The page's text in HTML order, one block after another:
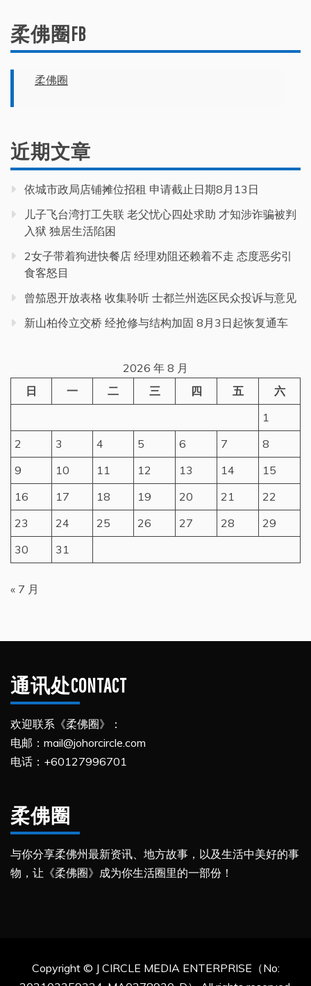
柔佛圈FB
柔佛圈
近期文章
依城市政局店铺摊位招租 申请截止日期8月13日
儿子飞台湾打工失联 老父忧心四处求助 才知涉诈骗被判
入狱 独居生活陷困
2女子带着狗进快餐店 经理劝阻还赖着不走 态度恶劣引
食客怒目
曾笳恩开放表格 收集聆听 士都兰州选区民众投诉与意见
新山柏伶立交桥 经抢修与结构加固 8月3日起恢复通车
2026 年 8 月
日
一 二 三 四 五
六
1
2
3 4 5 6 7
8
9
10 11 12 13 14
15
16
17 18 19 20 21
22
23
24 25 26 27 28
29
30
31
« 7 月
通讯处CONTACT
欢迎联系《柔佛圈》：
电邮：mail@johorcircle.com
电话：+60127996701
柔佛圈
与你分享柔佛州最新资讯、地方故事，以及生活中美好的事
物，让《柔佛圈》成为你生活圈里的一部份！
Copyright © J CIRCLE MEDIA ENTERPRISE（No: